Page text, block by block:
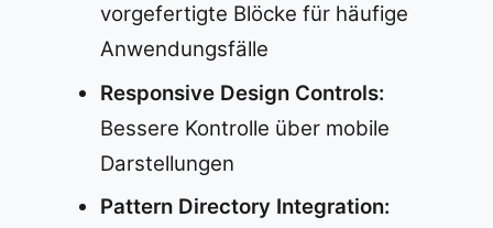
vorgefertigte Blöcke für häufige
Anwendungsfälle
Responsive Design Controls:
Bessere Kontrolle über mobile
Darstellungen
Pattern Directory Integration: